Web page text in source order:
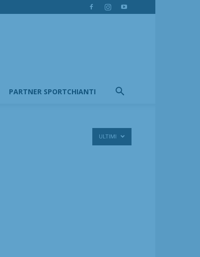
PARTNER SPORTCHIANTI
ULTIMI